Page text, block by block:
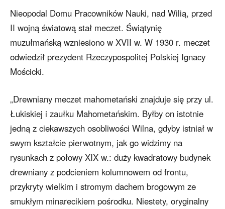
Nieopodal Domu Pracowników Nauki, nad Wilią, przed
II wojną światową stał meczet. Świątynię
muzułmańską wzniesiono w XVII w. W 1930 r. meczet
odwiedził prezydent Rzeczypospolitej Polskiej Ignacy
Mościcki.
„Drewniany meczet mahometański znajduje się przy ul.
Łukiskiej i zaułku Mahometańskim. Byłby on istotnie
jedną z ciekawszych osobliwości Wilna, gdyby istniał w
swym kształcie pierwotnym, jak go widzimy na
rysunkach z połowy XIX w.: duży kwadratowy budynek
drewniany z podcieniem kolumnowem od frontu,
przykryty wielkim i stromym dachem brogowym ze
smukłym minarecikiem pośrodku. Niestety, oryginalny